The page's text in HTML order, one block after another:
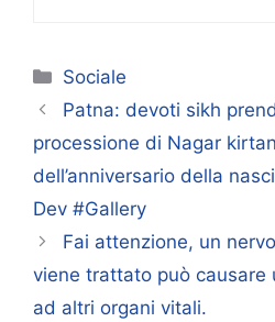
Categorie
Sociale
Patna: devoti sikh
processione di Nagar
dell’anniversario della
Dev #Gallery
Fai attenzione, un
viene trattato può causare
ad altri organi vitali.